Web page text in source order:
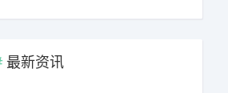
最新资讯